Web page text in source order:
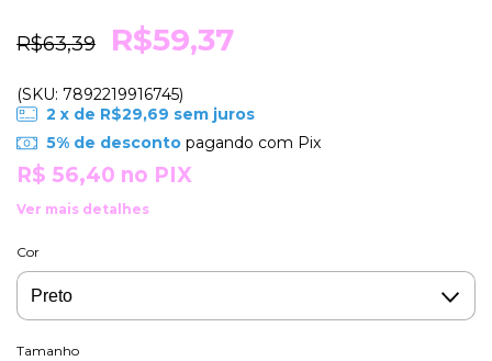
R$63,39 R$59,37
(SKU: 7892219916745)
2 x de R$29,69 sem juros
5% de descontopagando com Pix
R$ 56,40 no PIX
Ver mais detalhes
Cor
Tamanho